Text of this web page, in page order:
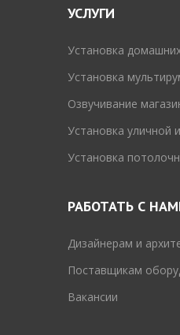
УСЛУГИ
Установка
Установка
Озвучивание
Установка уличной
Установка
РАБОТАТЬ С
Дизайнерам и
Поставщикам
Вакансии